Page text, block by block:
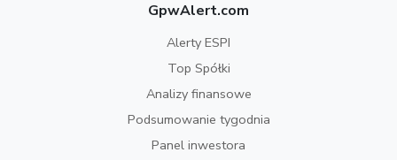
GpwAlert.com
Alerty ESPI
Top Spółki
Analizy finansowe
Podsumowanie tygodnia
Panel inwestora